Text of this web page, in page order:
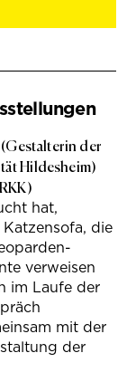
der
Hildesheim)
hat,
die
verweisen
im Laufe der
mit der
der